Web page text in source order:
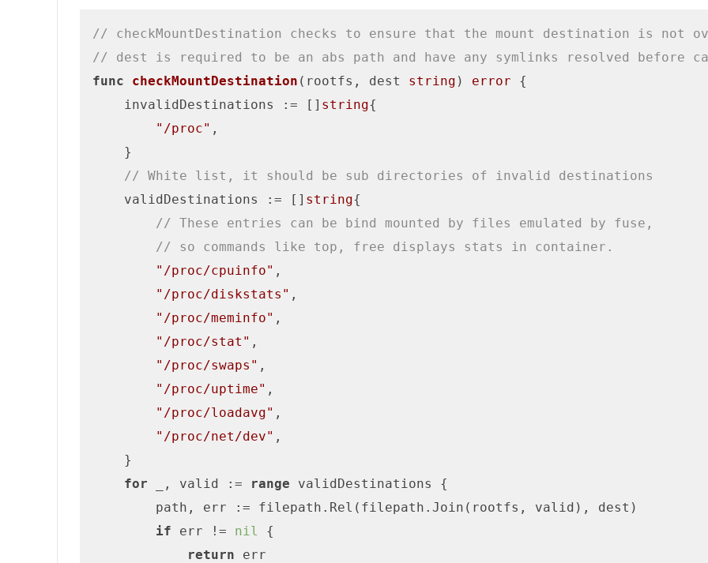
// checkMountDestination checks to ensure that the mount destination is not
// dest is required to be an abs path and have any symlinks resolved before
func
checkMountDestination (rootfs, dest string ) error {
    invalidDestinations := []
string{
"/proc" ,
    }
// White list, it should be sub directories of invalid destinations
    validDestinations := []
string{
// These entries can be bind mounted by files emulated by fuse,
// so commands like top, free displays stats in container.
"/proc/cpuinfo" ,
"/proc/diskstats" ,
"/proc/meminfo" ,
"/proc/stat" ,
"/proc/swaps" ,
"/proc/uptime" ,
"/proc/loadavg" ,
"/proc/net/dev" ,
    }
for _, valid := range validDestinations {
        path, err := filepath.Rel(filepath.Join(rootfs, valid), dest)
if err != nil
{
return err